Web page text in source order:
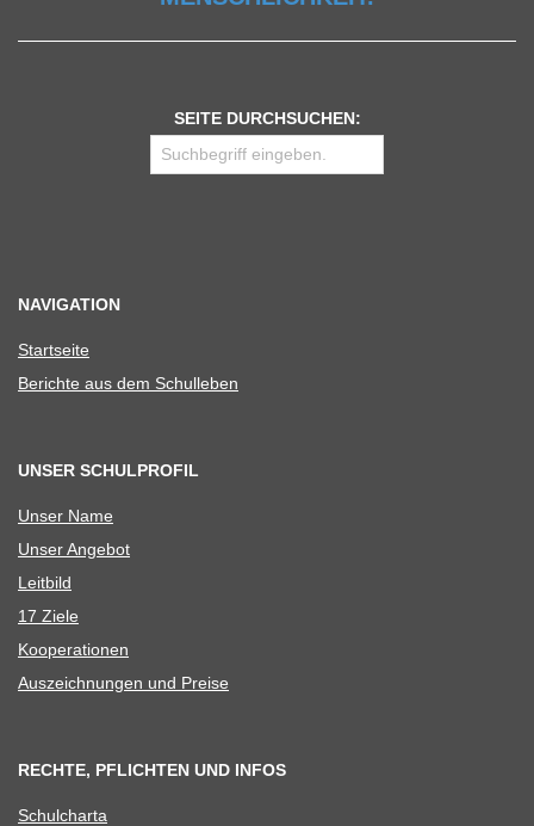
SEITE DURCHSUCHEN:
NAVIGATION
Start­seite
Berichte aus dem Schulleben
UNSER SCHULPROFIL
Unser Name
Unser Ange­bot
Leit­bild
17 Ziele
Koope­ra­tio­nen
Aus­zeich­nun­gen und Preise
RECHTE, PFLICHTEN UND INFOS
Schul­charta